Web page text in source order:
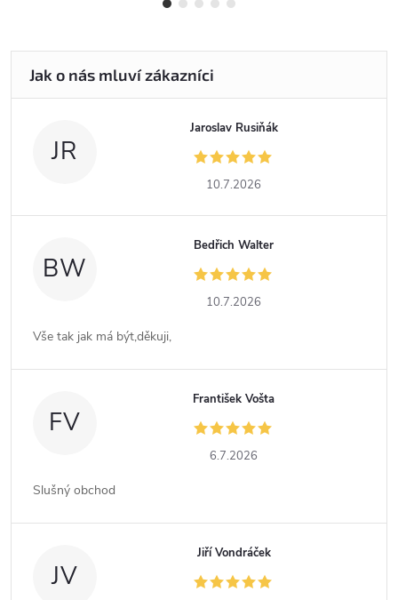
JR
Jaroslav Rusiňák
10.7.2026
BW
Bedřich Walter
10.7.2026
Vše tak jak má být,děkuji,
FV
František Vošta
6.7.2026
Slušný obchod
JV
Jiří Vondráček